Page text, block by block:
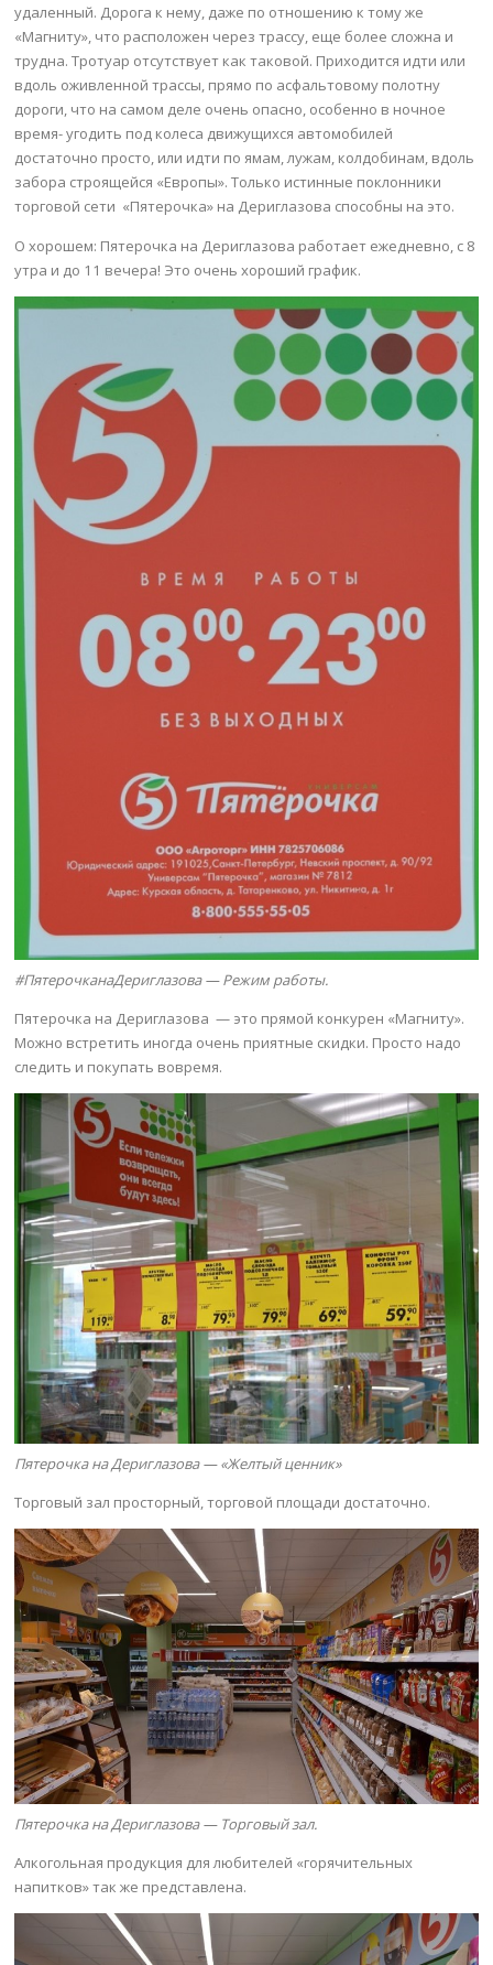
удаленный. Дорога к нему, даже по отношению к тому же
«Магниту», что расположен через трассу, еще более сложна и
трудна. Тротуар отсутствует как таковой. Приходится идти или
вдоль оживленной трассы, прямо по асфальтовому полотну
дороги, что на самом деле очень опасно, особенно в ночное
время- угодить под колеса движущихся автомобилей
достаточно просто, или идти по ямам, лужам, колдобинам, вдоль
забора строящейся «Европы». Только истинные поклонники
торговой сети «Пятерочка» на Дериглазова способны на это.
О хорошем: Пятерочка на Дериглазова работает ежедневно, с 8
утра и до 11 вечера! Это очень хороший график.
#ПятерочканаДериглазова — Режим работы.
Пятерочка на Дериглазова — это прямой конкурен «Магниту».
Можно встретить иногда очень приятные скидки. Просто надо
следить и покупать вовремя.
Пятерочка на Дериглазова — «Желтый ценник»
Торговый зал просторный, торговой площади достаточно.
Пятерочка на Дериглазова — Торговый зал.
Алкогольная продукция для любителей «горячительных
напитков» так же представлена.